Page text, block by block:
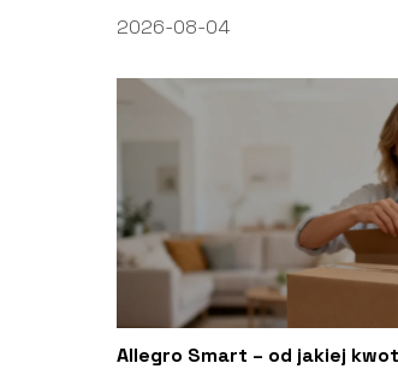
2026-08-04
Allegro Smart – od jakiej